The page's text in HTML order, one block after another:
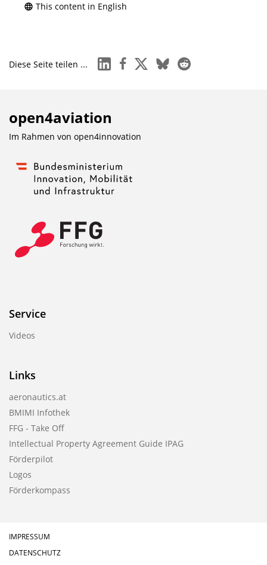
This content in English
Diese Seite teilen ... linkedinfacebook
x blueskyreddit
open4aviation
Im Rahmen von open4innovation
Service
Videos
Links
aeronautics.at
BMIMI Infothek
FFG - Take Off
Intellectual Property Agreement Guide IPAG
Förderpilot
Logos
Förderkompass
IMPRESSUM
DATENSCHUTZ